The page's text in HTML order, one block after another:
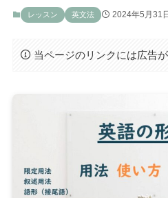
レッスン 英文法 2024年5月31日
当ページのリンクには広告